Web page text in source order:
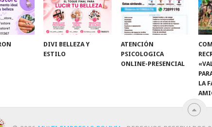
DIVI BELLEZA Y
ESTILO
ATENCIÓN
PSICOLOGICA
ONLINE-PRESENCIAL
LA